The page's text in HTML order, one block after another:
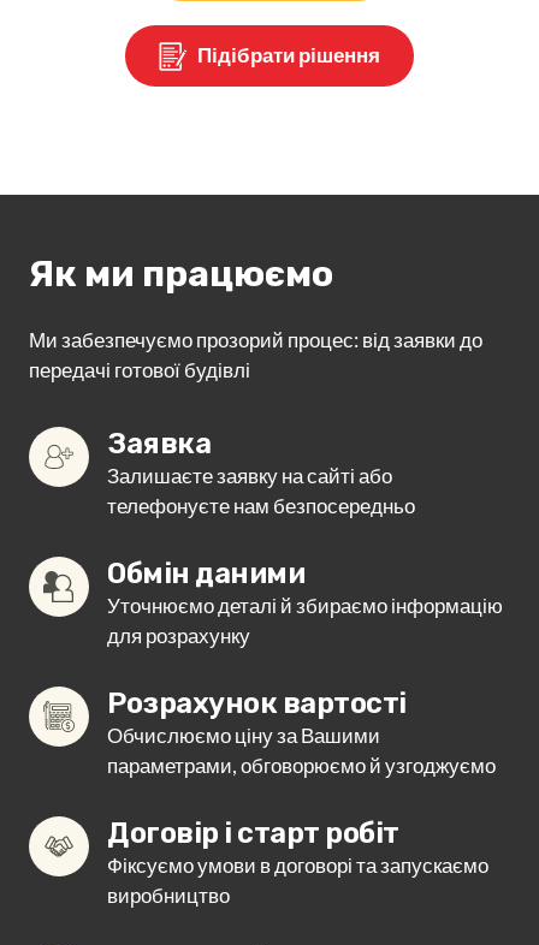
Підібрати рішення
Як ми працюємо
Ми забезпечуємо прозорий процес: від заявки до
передачі готової будівлі
Заявка
Залишаєте заявку на сайті або
телефонуєте нам безпосередньо
Обмін даними
Уточнюємо деталі й збираємо інформацію
для розрахунку
Розрахунок вартості
Обчислюємо ціну за Вашими
параметрами, обговорюємо й узгоджуємо
Договір і старт робіт
Фіксуємо умови в договорі та запускаємо
виробництво